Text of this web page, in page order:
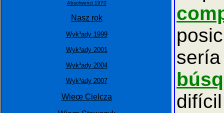
Absolwenci 1970
Nasz rok
Wyk³ady 1999
Wyk³ady 2001
Wyk³ady 2004
Wyk³ady 2007
Wieœ Cielcza